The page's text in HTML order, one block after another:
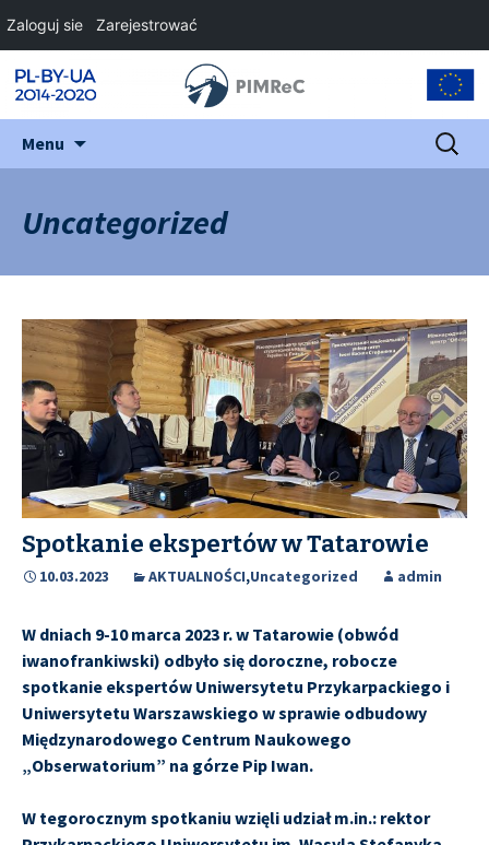
Menu Szukaj:
Uncategorized
Spotkanie ekspertów w Tatarowie
10.03.2023 AKTUALNOŚCI,Uncategorized admin
W dniach 9-10 marca 2023 r. w Tatarowie (obwód
iwanofrankiwski) odbyło się doroczne, robocze
spotkanie ekspertów Uniwersytetu Przykarpackiego i
Uniwersytetu Warszawskiego w sprawie odbudowy
Międzynarodowego Centrum Naukowego
„Obserwatorium” na górze Pip Iwan.
W tegorocznym spotkaniu wzięli udział m.in.: rektor
Zaloguj sie Zarejestrować